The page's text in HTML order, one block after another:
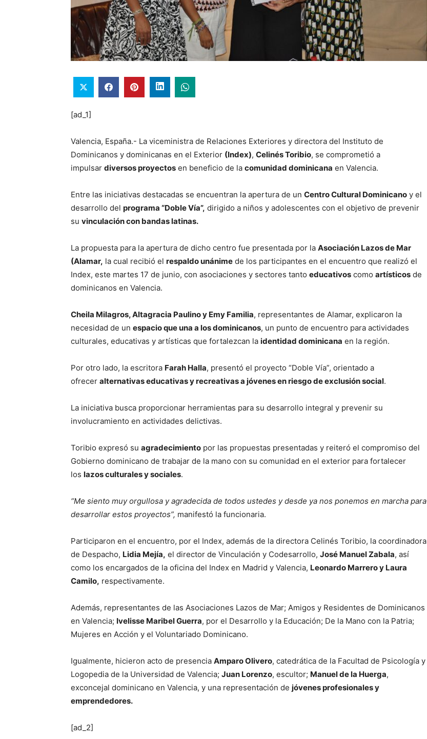
[ad_1]
Valencia, España.- La viceministra de Relaciones Exteriores y directora del Instituto de
Dominicanos y dominicanas en el Exterior (Index), Celinés Toribio, se comprometió a
impulsar diversos proyectos en beneficio de la comunidad dominicana en Valencia.
Entre las iniciativas destacadas se encuentran la apertura de un Centro Cultural Dominicano y el
desarrollo del programa “Doble Vía”, dirigido a niños y adolescentes con el objetivo de prevenir
su vinculación con bandas latinas.
La propuesta para la apertura de dicho centro fue presentada por la Asociación Lazos de Mar
(Alamar, la cual recibió el respaldo unánime de los participantes en el encuentro que realizó el
Index, este martes 17 de junio, con asociaciones y sectores tanto educativos como artísticos de
dominicanos en Valencia.
Cheila Milagros, Altagracia Paulino y Emy Familia, representantes de Alamar, explicaron la
necesidad de un espacio que una a los dominicanos, un punto de encuentro para actividades
culturales, educativas y artísticas que fortalezcan la identidad dominicana en la región.
Por otro lado, la escritora Farah Halla, presentó el proyecto “Doble Vía”, orientado a
ofrecer alternativas educativas y recreativas a jóvenes en riesgo de exclusión social.
La iniciativa busca proporcionar herramientas para su desarrollo integral y prevenir su
involucramiento en actividades delictivas.
Toribio expresó su agradecimiento por las propuestas presentadas y reiteró el compromiso del
Gobierno dominicano de trabajar de la mano con su comunidad en el exterior para fortalecer
los lazos culturales y sociales.
“Me siento muy orgullosa y agradecida de todos ustedes y desde ya nos ponemos en marcha para
desarrollar estos proyectos”, manifestó la funcionaria.
Participaron en el encuentro, por el Index, además de la directora Celinés Toribio, la coordinadora
de Despacho, Lidia Mejía, el director de Vinculación y Codesarrollo, José Manuel Zabala, así
como los encargados de la oficina del Index en Madrid y Valencia, Leonardo Marrero y Laura
Camilo, respectivamente.
Además, representantes de las Asociaciones Lazos de Mar; Amigos y Residentes de Dominicanos
en Valencia; Ivelisse Maribel Guerra, por el Desarrollo y la Educación; De la Mano con la Patria;
Mujeres en Acción y el Voluntariado Dominicano.
Igualmente, hicieron acto de presencia Amparo Olivero, catedrática de la Facultad de Psicología y
Logopedia de la Universidad de Valencia; Juan Lorenzo, escultor; Manuel de la Huerga,
exconcejal dominicano en Valencia, y una representación de jóvenes profesionales y
emprendedores.
[ad_2]